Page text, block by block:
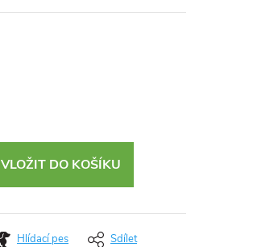
VLOŽIT DO KOŠÍKU
Hlídací pes Sdílet